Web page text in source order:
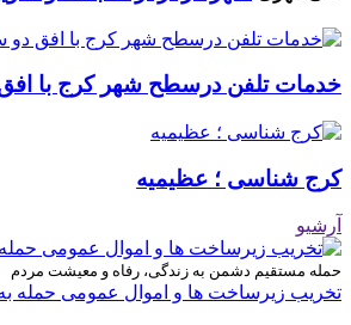
خدمات تلفن درسطح شهر کرج با افق
کرج شناسی ؛ عظیمیه
آرشیو
حمله مستقیم دشمن به زندگی، رفاه و معیشت مردم
تخریب زیرساخت ها و اموال عمومی حمله